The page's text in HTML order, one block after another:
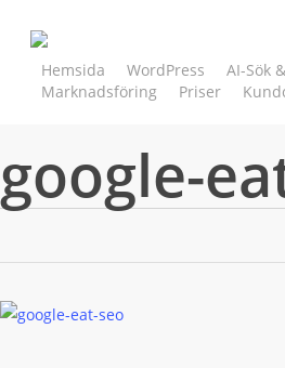
content
Hemsida WordPress AI-Sök
Marknadsföring
Priser
google-